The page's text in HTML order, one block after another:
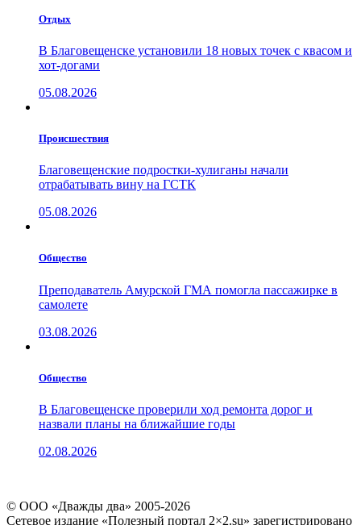
Отдых
В Благовещенске установили 18 новых точек с квасом и
хот-догами
05.08.2026
Проиcшествия
Благовещенские подростки-хулиганы начали
отрабатывать вину на ГСТК
05.08.2026
Общество
Преподаватель Амурской ГМА помогла пассажирке в
самолете
03.08.2026
Общество
В Благовещенске проверили ход ремонта дорог и
назвали планы на ближайшие годы
02.08.2026
© ООО «Дважды два» 2005-2026
Сетевое издание «Полезный портал 2×2.su» зарегистрировано